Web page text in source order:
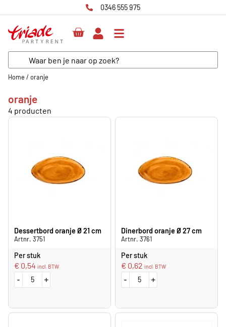
0346 555 975
Home / oranje
oranje
4 producten
Dessertbord oranje Ø 21 cm
Artnr. 3751
Per stuk
€ 0,54 incl. BTW
- +
Dinerbord oranje Ø 27 cm
Artnr. 3761
Per stuk
€ 0,62 incl. BTW
- +